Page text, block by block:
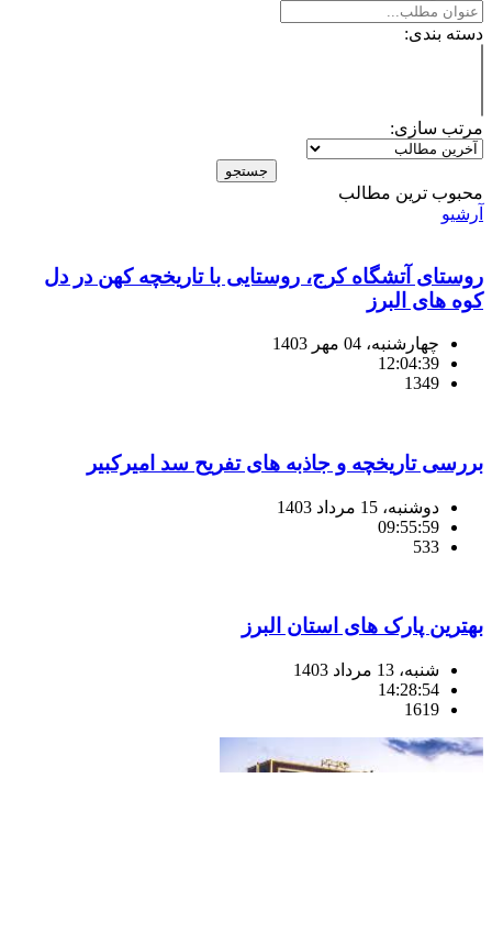
دسته بندی:
مرتب سازی:
جستجو
محبوب ترین مطالب
آرشیو
روستای آتشگاه کرج، روستایی با تاریخچه کهن در دل
کوه های البرز
چهارشنبه، 04 مهر 1403
12:04:39
1349
بررسی تاریخچه و جاذبه های تفریح سد امیرکبیر
دوشنبه، 15 مرداد 1403
09:55:59
533
بهترین پارک های استان البرز
شنبه، 13 مرداد 1403
14:28:54
1619